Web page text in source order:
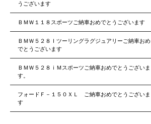
うございます
ＢＭＷ１１８スポーツご納車おめでとうございます
ＢＭＷ５２８Ｉツーリングラグジュアリーご納車おめ
でとうございます
ＢＭＷ５２８ｉＭスポーツご納車おめでとうございま
す。
フォードＦ－１５０ＸＬ ご納車おめでとうございま
す